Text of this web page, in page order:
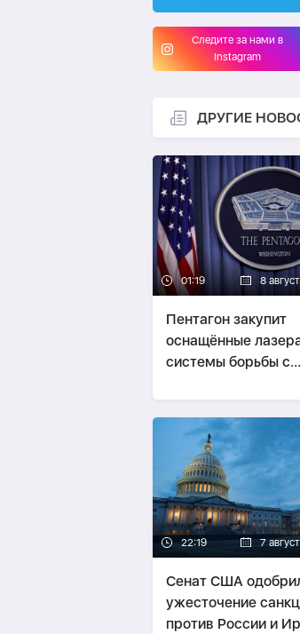
Следите за нами в
Instagram
ДРУГИЕ
01:19 8
Пентагон закупит
оснащённые
системы борьбы с
22:19 7
Сенат США
ужесточение
против России и